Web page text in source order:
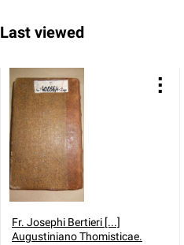
Last viewed
Fr. Josephi Bertieri [...]
Augustiniano Thomisticae.